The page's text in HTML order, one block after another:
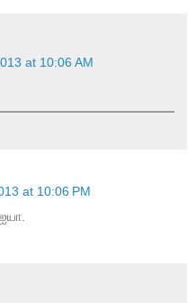
at 10:06 AM
at 10:06 PM